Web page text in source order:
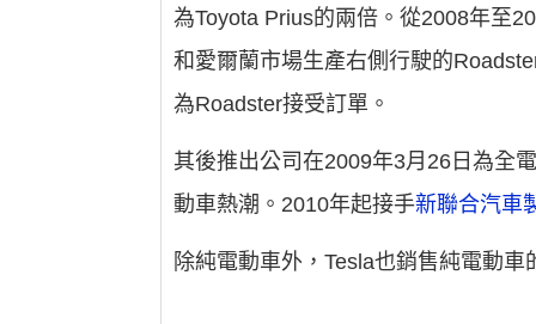
為Toyota Prius的兩倍。從2008年至
和愛爾蘭市場生產右側行駛的
為Roadster接受訂單。
其後推出公司在2009年3月26日為全
動車熱潮。2010年起接手新聯合汽車
除純電動車外，Tesla也銷售純電動